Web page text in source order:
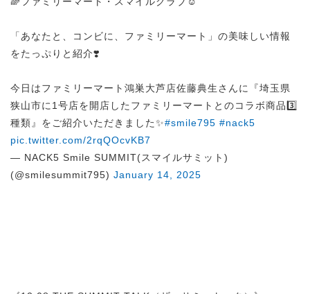
「あなたと、コンビに、ファミリーマート」の美味しい情報
をたっぷりと紹介❣️
今日はファミリーマート鴻巣大芦店佐藤典生さんに『埼玉県
狭山市に1号店を開店したファミリーマートとのコラボ商品3️⃣
種類』をご紹介いただきました✨#smile795 #nack5
pic.twitter.com/2rqQOcvKB7
— NACK5 Smile SUMMIT(スマイルサミット)
(@smilesummit795) January 14, 2025